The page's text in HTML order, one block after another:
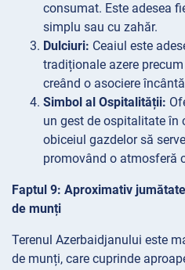
consumat. Este adesea
simplu sau cu zahăr.
Dulciuri: Ceaiul este
tradiționale azere
creând o asociere
Simbol al Ospitalității:
un gest de ospitalitate în
obiceiul gazdelor să
promovând o atmosferă
Faptul 9: Aproximativ
de munți
Terenul Azerbaidjanului este
de munți, care cuprinde